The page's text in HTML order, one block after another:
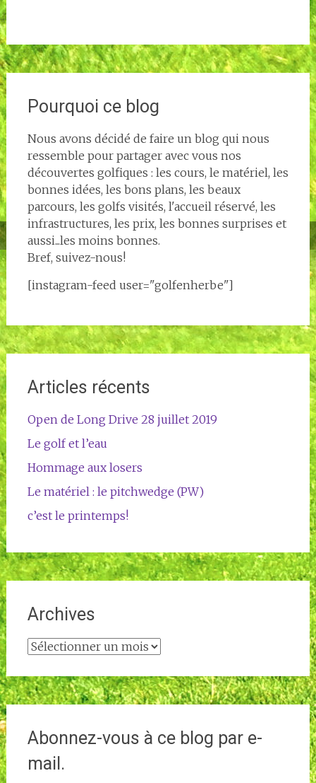
Pourquoi ce blog
Nous avons décidé de faire un blog qui nous
ressemble pour partager avec vous nos
découvertes golfiques : les cours, le matériel, les
bonnes idées, les bons plans, les beaux
parcours, les golfs visités, l'accueil réservé, les
infrastructures, les prix, les bonnes surprises et
aussi...les moins bonnes.
Bref, suivez-nous!
[instagram-feed user="golfenherbe"]
Articles récents
Open de Long Drive 28 juillet 2019
Le golf et l’eau
Hommage aux losers
Le matériel : le pitchwedge (PW)
c’est le printemps!
Archives
Archives
Abonnez-vous à ce blog par e-
mail.